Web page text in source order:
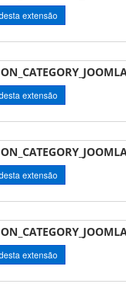
extensão
extensão
extensão
extensão